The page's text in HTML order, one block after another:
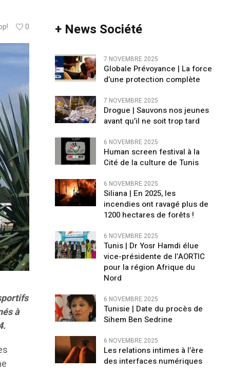
0
à
+ News Société
7 NOVEMBRE 2025
Globale Prévoyance | La force
d’une protection complète
7 NOVEMBRE 2025
Drogue | Sauvons nos jeunes
avant qu’il ne soit trop tard
6 NOVEMBRE 2025
Human screen festival à la
Cité de la culture de Tunis
6 NOVEMBRE 2025
Siliana | En 2025, les
incendies ont ravagé plus de
1200 hectares de forêts !
6 NOVEMBRE 2025
Tunis | Dr Yosr Hamdi élue
vice-présidente de l’AORTIC
pour la région Afrique du
Nord
6 NOVEMBRE 2025
Tunisie | Date du procès de
Sihem Ben Sedrine
6 NOVEMBRE 2025
Les relations intimes à l’ère
des interfaces numériques